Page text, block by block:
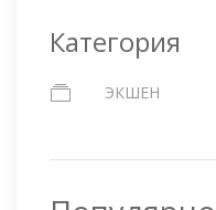
Категория
ЭКШЕН